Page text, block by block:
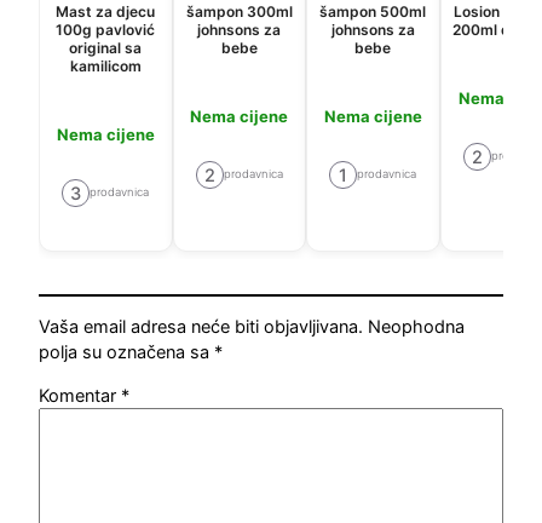
Mast za djecu
100g pavlović
original sa
kamilicom
Nema cijene
3 prodavnica
šampon 300ml
johnsons za
bebe
Nema cijene
2 prodavnica
šampon 500ml
johnsons za
bebe
Nema cijene
1 prodavnica
Losion za
200ml
Nema
2
Vaša email adresa neće biti objavljivana. Neophodna
polja su označena sa *
Komentar *